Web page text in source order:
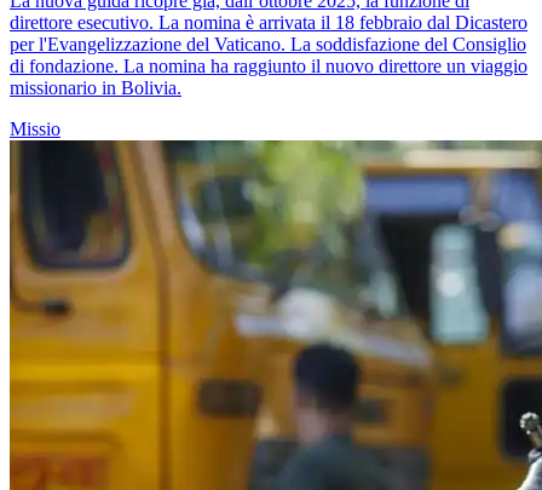
direttore esecutivo. La nomina è arrivata il 18 febbraio dal Dicastero
per l'Evangelizzazione del Vaticano. La soddisfazione del Consiglio
di fondazione. La nomina ha raggiunto il nuovo direttore un viaggio
missionario in Bolivia.
Missio